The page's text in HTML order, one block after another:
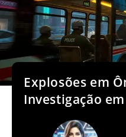
Explosões em
Investigação